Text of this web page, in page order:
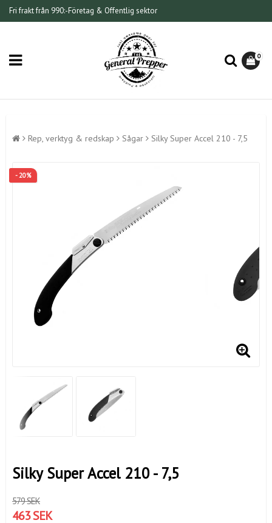
Fri frakt från 990:-Företag & Offentlig sektor
0
Rep, verktyg & redskap Sågar Silky Super Accel 210 - 7,5
- 20%
Silky Super Accel 210 - 7,5
579 SEK
463 SEK